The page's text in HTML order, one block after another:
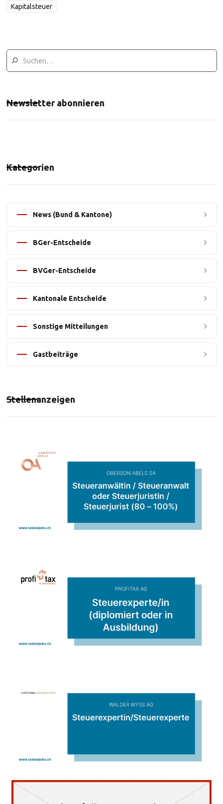
Kapitalsteuer
Newsletter abonnieren
Kategorien
News (Bund & Kantone)
BGer-Entscheide
BVGer-Entscheide
Kantonale Entscheide
Sonstige Mitteilungen
Gastbeiträge
Stellenanzeigen